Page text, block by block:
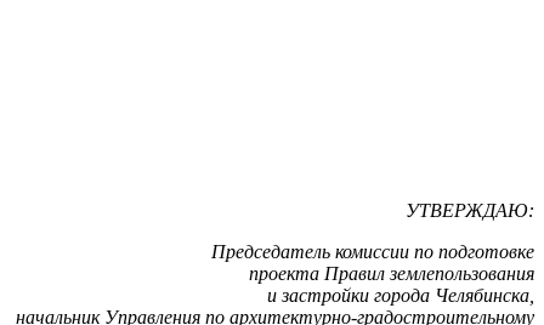
УТВЕРЖДАЮ:
Председатель комиссии по подготовке
проекта Правил землепользования
и застройки города Челябинска,
начальник Управления по архитектурно-градостроительному